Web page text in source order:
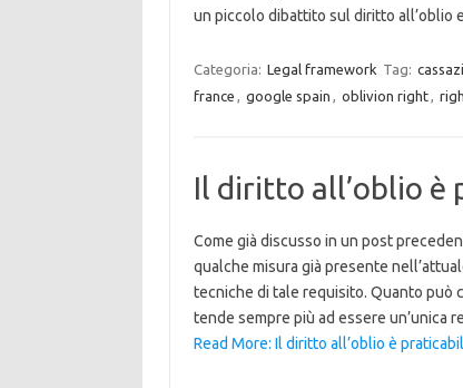
un piccolo dibattito sul diritto all’oblio
Categoria: Legal framework Tag:
france , google spain , oblivion right,
Il diritto all’oblio è
Come già discusso in un post
qualche misura già presente
tecniche di tale requisito. Quanto può
tende sempre più ad essere un’unica
Read More: Il diritto all’oblio è